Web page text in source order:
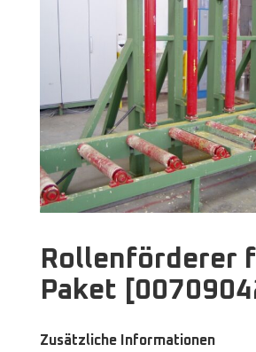
Rollenförderer
Paket
Zusätzliche Informationen